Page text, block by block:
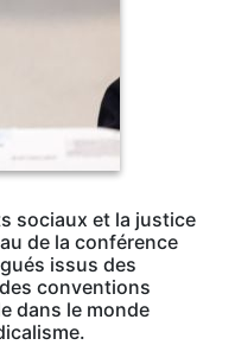
sociaux et la justice
de la conférence
issus des
conventions
dans le monde